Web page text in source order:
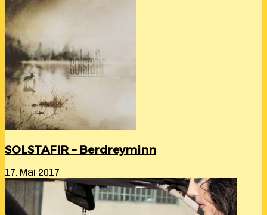
SOLSTAFIR – Berdreyminn
17. Mai 2017